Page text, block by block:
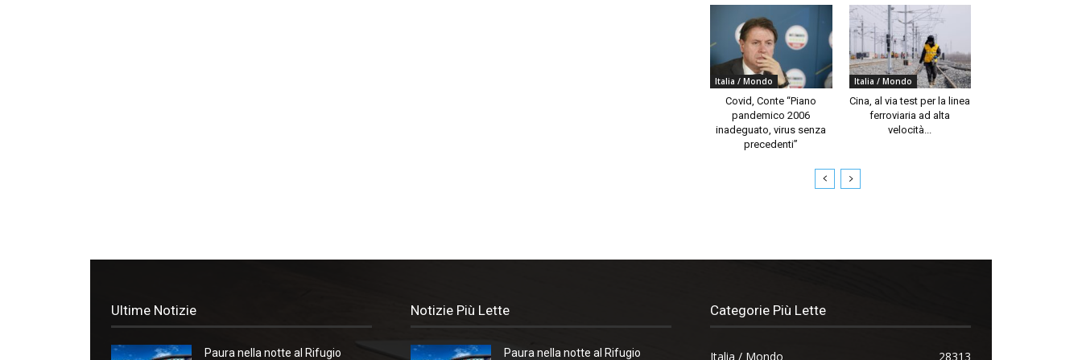
Italia / Mondo
Covid, Conte “Piano
pandemico 2006
inadeguato, virus senza
precedenti”
Italia / Mondo
Cina, al via test per la linea
ferroviaria ad alta
velocità...
Ultime Notizie
Paura nella notte al Rifugio
Notizie Più Lette
Paura nella notte al Rifugio
Categorie Più Lette
Italia / Mondo 28313